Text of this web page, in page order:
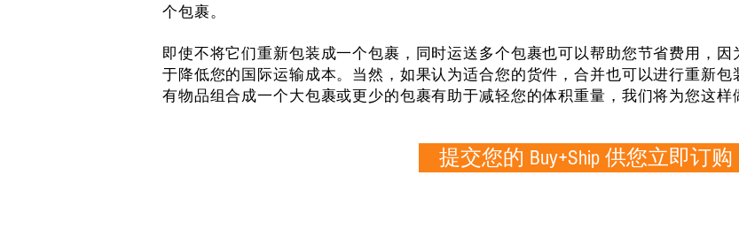
个包裹。
即使不将它们重新包装成一个包裹，同时运送多个包裹也可以帮助您节省费用，
于降低您的国际运输成本。当然，如果认为适合您的货件，合并也可以进行重新
有物品组合成一个大包裹或更少的包裹有助于减轻您的体积重量，我们将为您这样
提交您的 Buy+Ship 供您立即订购